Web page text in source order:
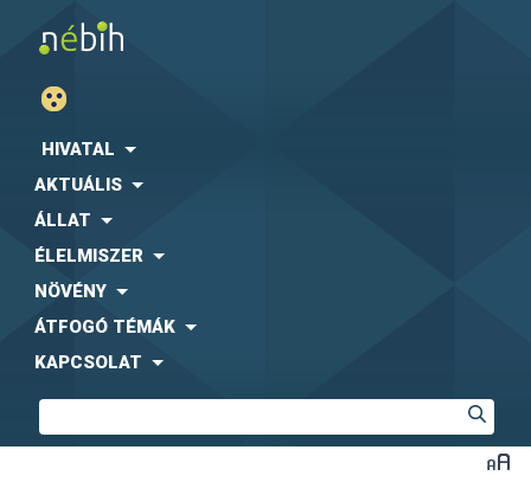
HIVATAL
AKTUÁLIS
ÁLLAT
ÉLELMISZER
NÖVÉNY
ÁTFOGÓ TÉMÁK
KAPCSOLAT